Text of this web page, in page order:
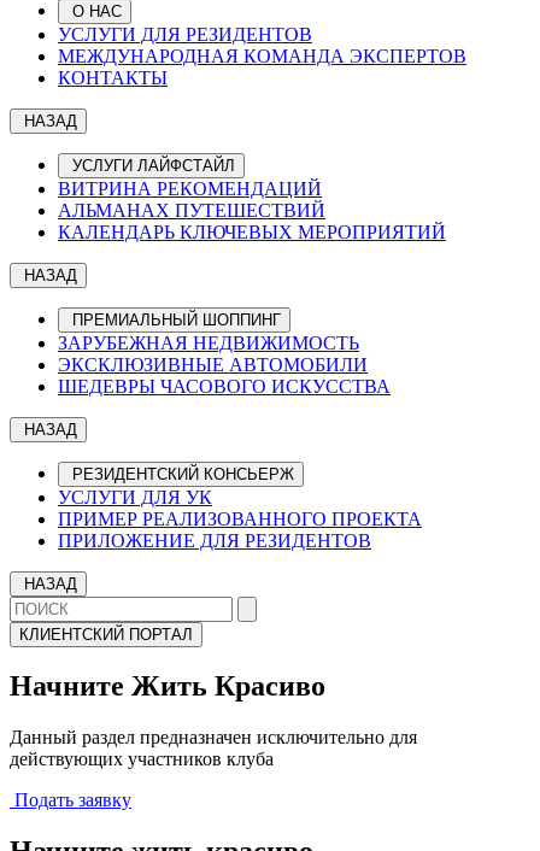
О НАС
УСЛУГИ ДЛЯ РЕЗИДЕНТОВ
МЕЖДУНАРОДНАЯ КОМАНДА ЭКСПЕРТОВ
КОНТАКТЫ
НАЗАД
УСЛУГИ ЛАЙФСТАЙЛ
ВИТРИНА РЕКОМЕНДАЦИЙ
АЛЬМАНАХ ПУТЕШЕСТВИЙ
КАЛЕНДАРЬ КЛЮЧЕВЫХ МЕРОПРИЯТИЙ
НАЗАД
ПРЕМИАЛЬНЫЙ ШОППИНГ
ЗАРУБЕЖНАЯ НЕДВИЖИМОСТЬ
ЭКСКЛЮЗИВНЫЕ АВТОМОБИЛИ
ШЕДЕВРЫ ЧАСОВОГО ИСКУССТВА
НАЗАД
РЕЗИДЕНТСКИЙ КОНСЬЕРЖ
УСЛУГИ ДЛЯ УК
ПРИМЕР РЕАЛИЗОВАННОГО ПРОЕКТА
ПРИЛОЖЕНИЕ ДЛЯ РЕЗИДЕНТОВ
НАЗАД
КЛИЕНТСКИЙ ПОРТАЛ
Начните Жить Красиво
Данный раздел предназначен исключительно для
действующих участников клуба
Подать заявку